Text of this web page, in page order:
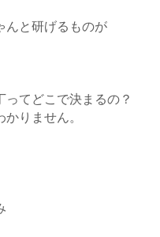
んと研げるものが
ってどこで決まるの？
りません。